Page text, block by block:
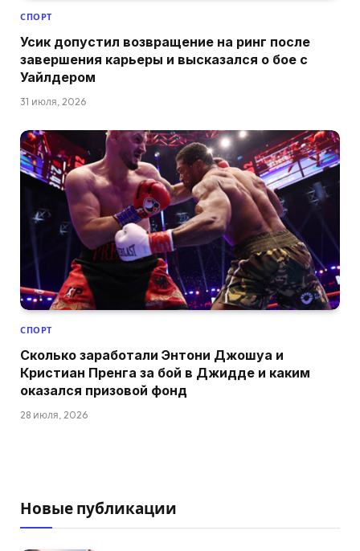
СПОРТ
Усик допустил возвращение на ринг после
завершения карьеры и высказался о бое с
Уайлдером
31 июля, 2026
СПОРТ
Сколько заработали Энтони Джошуа и
Кристиан Пренга за бой в Джидде и каким
оказался призовой фонд
28 июля, 2026
Новые публикации